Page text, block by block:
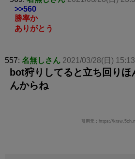
>>560
勝率か
ありがとう
557: 名無しさん 2021/03/28(日)
bot狩りしてると立ち回りほ
んからね
引用元：https://